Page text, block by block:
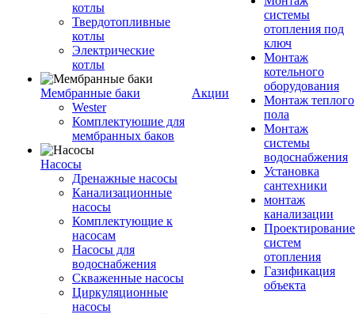
котлы
Твердотопливные
котлы
Электрические
котлы
Мембранные баки
Wester
Комплектуюшие для
мембранных баков
Насосы
Дренажные насосы
Канализационные
насосы
Комплектующие к
насосам
Насосы для
водоснабжения
Скваженные насосы
Циркуляционные
насосы
Акции
системы
отопления под
ключ
Монтаж
котельного
оборудования
Монтаж теплого
пола
Монтаж
системы
водоснабжения
Установка
сантехники
монтаж
канализации
Проектирование
систем
отопления
Газификация
объекта